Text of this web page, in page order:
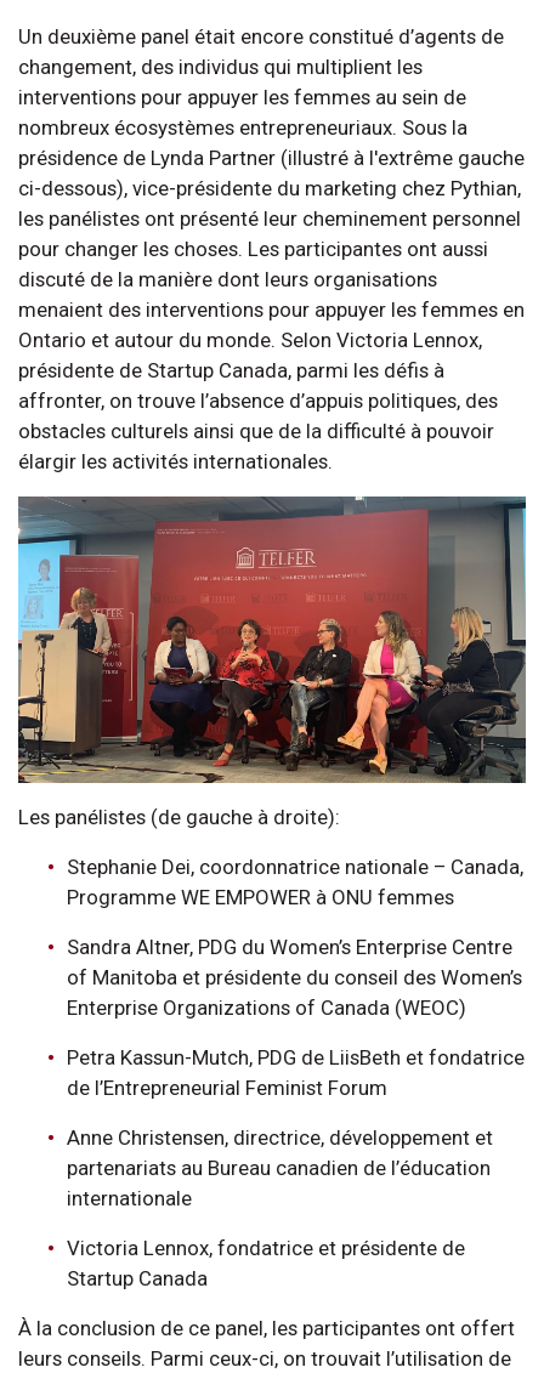
Un deuxième panel était encore constitué d’agents de
changement, des individus qui multiplient les
interventions pour appuyer les femmes au sein de
nombreux écosystèmes entrepreneuriaux. Sous la
présidence de Lynda Partner (illustré à l'extrême gauche
ci-dessous), vice-présidente du marketing chez Pythian,
les panélistes ont présenté leur cheminement personnel
pour changer les choses. Les participantes ont aussi
discuté de la manière dont leurs organisations
menaient des interventions pour appuyer les femmes en
Ontario et autour du monde. Selon Victoria Lennox,
présidente de Startup Canada, parmi les défis à
affronter, on trouve l’absence d’appuis politiques, des
obstacles culturels ainsi que de la difficulté à pouvoir
élargir les activités internationales.
Les panélistes (de gauche à droite):
Stephanie Dei, coordonnatrice nationale – Canada,
Programme WE EMPOWER à ONU femmes
Sandra Altner, PDG du Women’s Enterprise Centre
of Manitoba et présidente du conseil des Women’s
Enterprise Organizations of Canada (WEOC)
Petra Kassun-Mutch, PDG de LiisBeth et fondatrice
de l’Entrepreneurial Feminist Forum
Anne Christensen, directrice, développement et
partenariats au Bureau canadien de l’éducation
internationale
Victoria Lennox, fondatrice et présidente de
Startup Canada
À la conclusion de ce panel, les participantes ont offert
leurs conseils. Parmi ceux-ci, on trouvait l’utilisation de